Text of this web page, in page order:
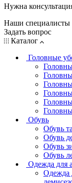
Нужна
Наши специалисты
Задать вопрос
Каталог
Головные
Обувь
Обувь
Обувь
Обувь
Обувь
Одежда для
Одежда